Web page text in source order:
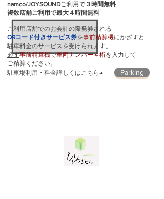
namco/JOYSOUNDご利用で ３時間無料
複数店舗ご利用で最大４時間無料
ご利用店舗でのお会計の際発券される
QRコード付きサービス券を事前精算機にかざすと
駐車​料金のサービスを受けられます。
必ず事前精算機で車両ナンバー４桁を入力して
ご精算ください。
駐車場利用・料金詳しくはこちら→
Parking